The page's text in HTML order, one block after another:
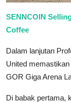
SENNCOIN
Coffee
Dalam lanjutan
United
GOR Giga Arena
Di babak pertama,